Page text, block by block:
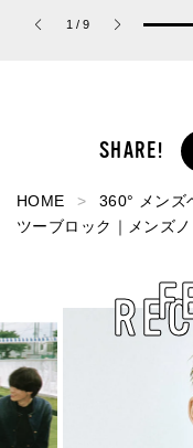
パルファム」
1 / 9
HOME 360° メンズ
ツーブロック｜メンズ